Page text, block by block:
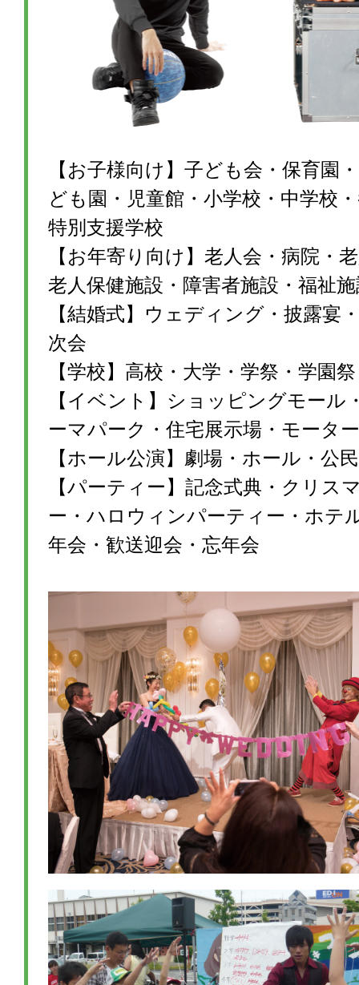
【お子様向け】子ども会・保育園
ども園・児童館・小学校・中学校
特別支援学校
【お年寄り向け】老人会・病院・
老人保健施設・障害者施設・福祉
【結婚式】ウェディング・披露宴
次会
【学校】高校・大学・学祭・学園
【イベント】ショッピングモール
ーマパーク・住宅展示場・モータ
【ホール公演】劇場・ホール・公
【パーティー】記念式典・クリス
ー・ハロウィンパーティー・ホテ
年会・歓送迎会・忘年会